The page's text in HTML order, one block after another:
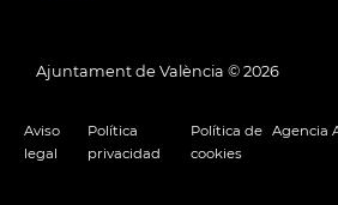
Ajuntament de València © 2026
Aviso
legal
Política
privacidad
Política de
cookies
Agencia